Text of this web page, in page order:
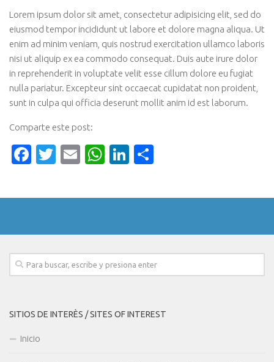
Lorem ipsum dolor sit amet, consectetur adipisicing elit, sed do
eiusmod tempor incididunt ut labore et dolore magna aliqua. Ut
enim ad minim veniam, quis nostrud exercitation ullamco laboris
nisi ut aliquip ex ea commodo consequat. Duis aute irure dolor
in reprehenderit in voluptate velit esse cillum dolore eu fugiat
nulla pariatur. Excepteur sint occaecat cupidatat non proident,
sunt in culpa qui officia deserunt mollit anim id est laborum.
Comparte este post:
Facebook
Twitter
EmailWhatsApp
LinkedIn
SITIOS DE INTERÈS / SITES OF INTEREST
Inicio